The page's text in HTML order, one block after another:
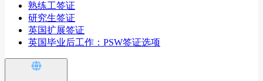
熟练工签证
研究生签证
英国扩展签证
英国毕业后工作：PSW签证选项